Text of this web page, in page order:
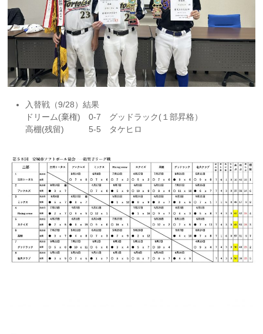
入替戦（9/28）結果
ドリーム(棄権) 0-7 グッドラック(１部昇格）
高棚(残留) 5-5 タケヒロ